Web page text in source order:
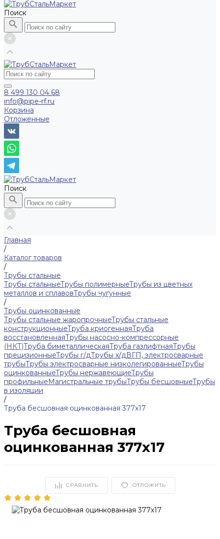
Поиск
8 499 130 04 68
info@pipe-rf.ru
Корзина
Отложенные
Поиск
Главная
/
Каталог товаров
/
Трубы стальные
Трубы стальныеТрубы полимерныеТрубы из цветных
металлов и сплавовТрубы чугунные
/
Трубы оцинкованные
Трубы стальные жаропрочныеТрубы стальные
конструкционныеТруба криогеннаяТруба
восстановленнаяТрубы насосно-компрессорные
(НКТ)Труба биметаллическаяТруба газлифтнаяТрубы
прецизионныеТрубы г/дТрубы х/дВГП, электросварные
трубыТрубы электросварные низколегированныеТрубы
оцинкованныеТрубы нержавеющиеТрубы
профильныеМагистральные трубыТрубы бесшовныеТрубы
в изоляции
/
Труба бесшовная оцинкованная 377х17
Труба бесшовная
оцинкованная 377х17
СРАВНИТЬ ОТЛОЖИТЬ